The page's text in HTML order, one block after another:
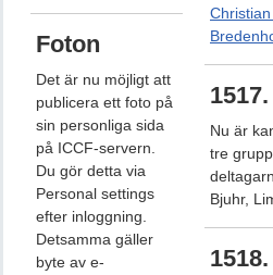
Foton
Det är nu möjligt att
publicera ett foto på
sin personliga sida
på ICCF-servern.
Du gör detta via
Personal settings
efter inloggning.
Detsamma gäller
byte av e-
Nu är
tre
Bjuhr,